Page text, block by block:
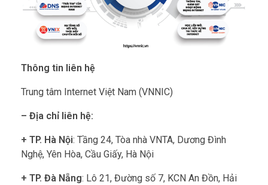
Thông tin liên hệ
Trung tâm Internet Việt Nam (VNNIC)
– Địa chỉ liên hệ:
+ TP. Hà Nội: Tầng 24, Tòa nhà VNTA, Dương Đình
Nghệ, Yên Hòa, Cầu Giấy, Hà Nội
+ TP. Đà Nẵng: Lô 21, Đường số 7, KCN An Đồn, Hải